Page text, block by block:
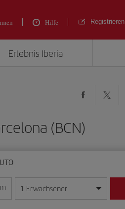
Hilfe Registrieren
Erlebnis Iberia
(BCN)
Jahr ein
im Format Tag/Monat/Jahr ein
1 Erwachsener